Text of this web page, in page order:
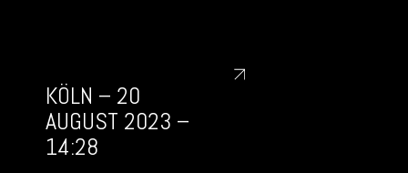
KÖLN – 20
AUGUST 2023 –
14:28